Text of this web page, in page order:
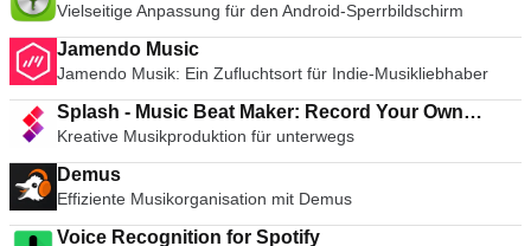
Vielseitige Anpassung für den Android-Sperrbildschirm
Jamendo Music
Jamendo Musik: Ein Zufluchtsort für Indie-Musikliebhaber
Splash - Music Beat Maker: Record Your Own
Songs
Kreative Musikproduktion für unterwegs
Demus
Effiziente Musikorganisation mit Demus
Voice Recognition for Spotify